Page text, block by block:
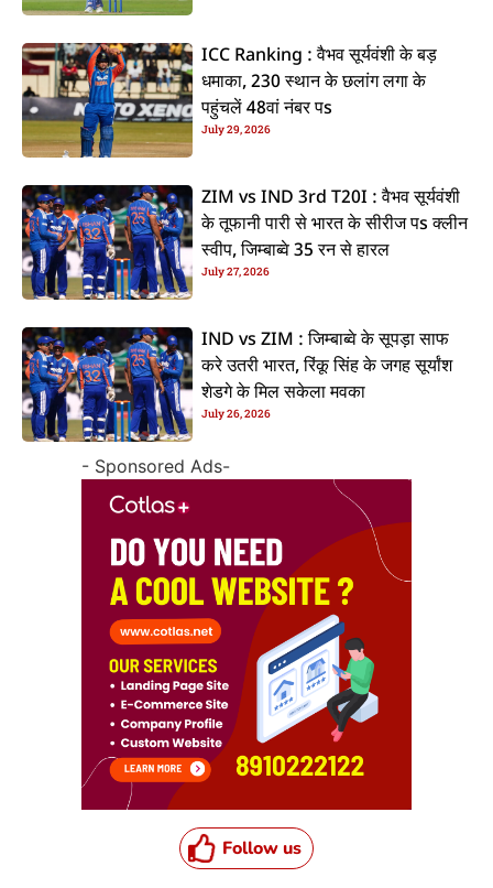
ICC Ranking : वैभव सूर्यवंशी के बड़
धमाका, 230 स्थान के छलांग लगा के
पहुंचलें 48वां नंबर पs
July 29, 2026
ZIM vs IND 3rd T20I : वैभव सूर्यवंशी
के तूफानी पारी से भारत के सीरीज पs क्लीन
स्वीप, जिम्बाब्वे 35 रन से हारल
July 27, 2026
IND vs ZIM : जिम्बाब्वे के सूपड़ा साफ
करे उतरी भारत, रिंकू सिंह के जगह सूर्यांश
शेडगे के मिल सकेला मवका
July 26, 2026
- Sponsored Ads-
Follow us